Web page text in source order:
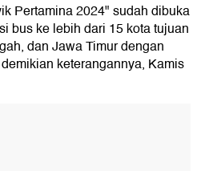
Pertamina 2024" sudah dibuka
bus ke lebih dari 15 kota tujuan
dan Jawa Timur dengan
keterangannya, Kamis